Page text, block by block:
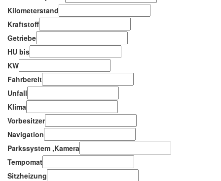
Kilometerstand
Kraftstoff
Getriebe
HU bis
KW
Fahrbereit
Unfall
Klima
Vorbesitzer
Navigation
Parkssystem ,Kamera
Tempomat
Sitzheizung